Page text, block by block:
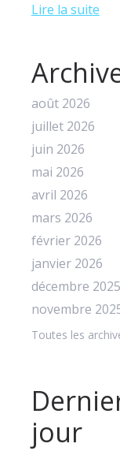
Lire la suite
août 2026
juillet 2026
juin 2026
mai 2026
avril 2026
mars 2026
février 2026
janvier 2026
décembre 2025
novembre
Toutes les
jour